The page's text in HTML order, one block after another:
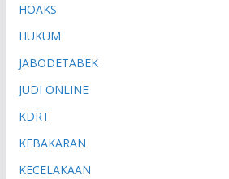
HOAKS
HUKUM
JABODETABEK
JUDI ONLINE
KDRT
KEBAKARAN
KECELAKAAN